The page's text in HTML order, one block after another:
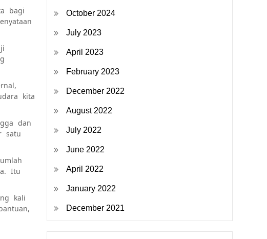
bagi
kita
dan
satu
Itu
kali
October 2024
July 2023
April 2023
February 2023
December 2022
August 2022
July 2022
June 2022
April 2022
January 2022
December 2021